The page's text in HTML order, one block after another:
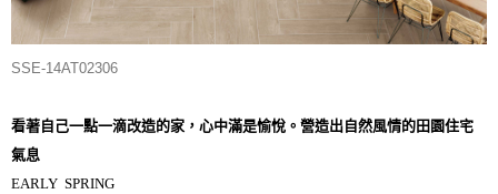
SSE-14AT02306
看著自己一點一滴改造的家，心中滿是愉悅。營造出自然風情的田園住宅
氣息
EARLY SPRING